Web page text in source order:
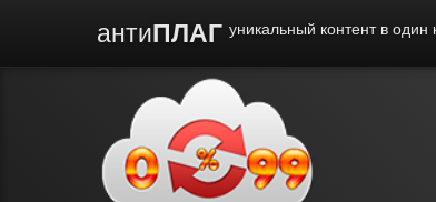
антиПЛАГ уникальный контент в один